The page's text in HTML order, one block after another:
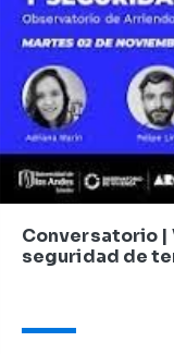
Conversatorio |
seguridad de